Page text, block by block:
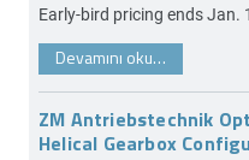
Early-bird pricing ends Jan.
Devamını oku…
ZM Antriebstechnik
Helical Gearbox